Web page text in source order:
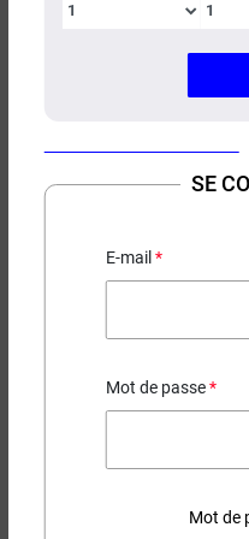
SE
E-mail
Mot de passe
Mot de
BOX ISTICK